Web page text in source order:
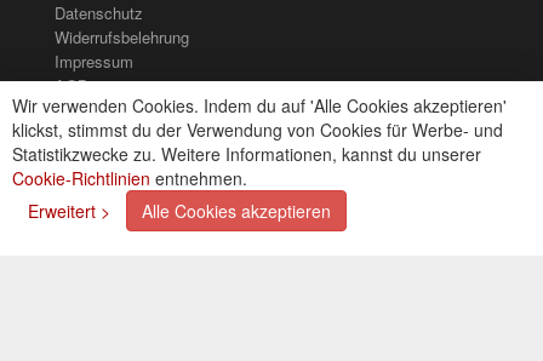
Wir verwenden Cookies. Indem du auf 'Alle Cookies akzeptieren'
klickst, stimmst du der Verwendung von Cookies für Werbe- und
Statistikzwecke zu. Weitere Informationen, kannst du unserer
Cookie-Richtlinien entnehmen.
Erweitert >
Alle Cookies akzeptieren
Datenschutz
Widerrufsbelehrung
Impressum
AGB
Kontakt
Cookies einstellungen
Zahlungsarten